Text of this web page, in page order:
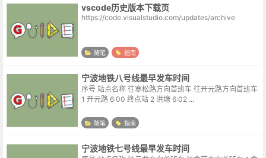
vscode历史版本下载页
https://code.visualstudio.com/updates/archive
随笔 指南
宁波地铁八号线最早发车时间
序号 站点名称 往寒松路方向首班车 往开元路方向首班车
1 开元路 6:00 终点站 2 洪塘 6:02 ...
随笔 指南
宁波地铁七号线最早发车时间